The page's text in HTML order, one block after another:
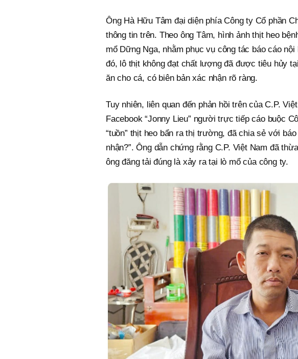
Ông Hà Hữu Tâm đại diện phía Công ty Cổ phần
thông tin trên. Theo ông Tâm, hình ảnh thịt heo
mổ Dững Nga, nhằm phục vụ công tác báo cáo
đó, lô thịt không đạt chất lượng đã được tiêu hủy
ăn cho cá, có biên bản xác nhận rõ ràng.
Tuy nhiên, liên quan đến phản hồi trên của C.P.
Facebook “Jonny Lieu” người trực tiếp cáo buộc
“tuồn” thịt heo bẩn ra thị trường, đã chia sẻ với
nhận?”. Ông dẫn chứng rằng C.P. Việt Nam đã
ông đăng tải đúng là xảy ra tại lò mổ của công ty.